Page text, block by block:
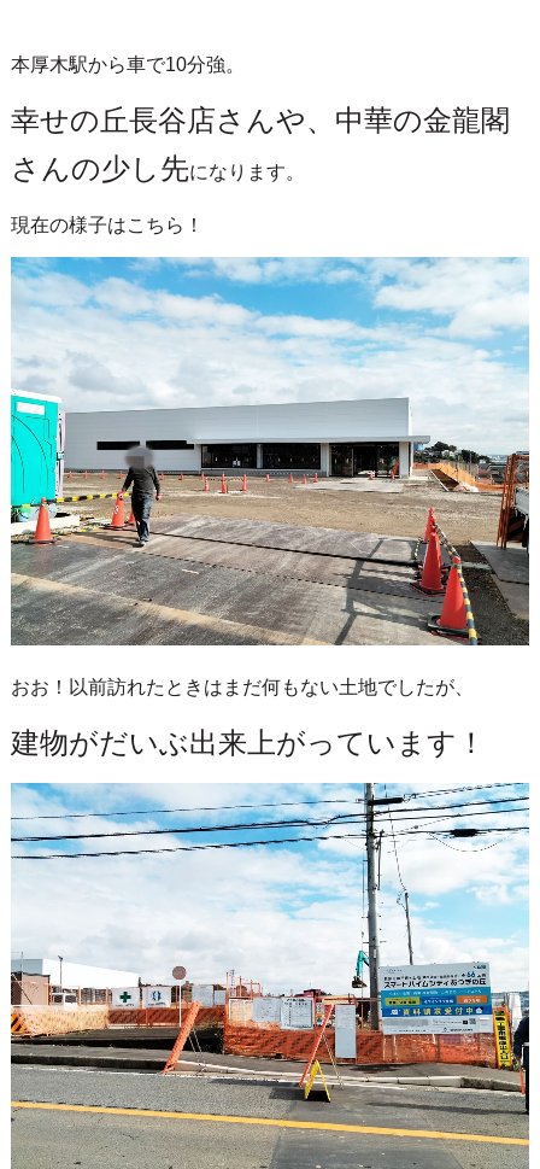
本厚木駅から車で10分強。
幸せの丘長谷店さんや、中華の金龍閣
さんの少し先になります。
現在の様子はこちら！
おお！以前訪れたときはまだ何もない土地でしたが、
建物がだいぶ出来上がっています！